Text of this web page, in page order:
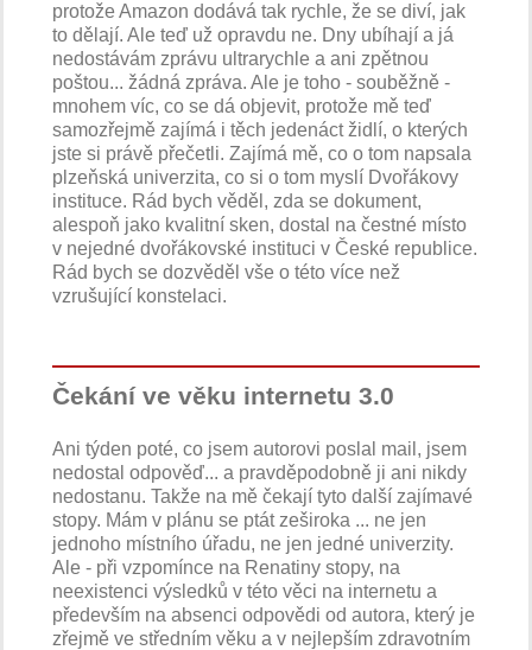
protože Amazon dodává tak rychle, že se diví, jak
to dělají. Ale teď už opravdu ne. Dny ubíhají a já
nedostávám zprávu ultrarychle a ani zpětnou
poštou... žádná zpráva. Ale je toho - souběžně -
mnohem víc, co se dá objevit, protože mě teď
samozřejmě zajímá i těch jedenáct židlí, o kterých
jste si právě přečetli. Zajímá mě, co o tom napsala
plzeňská univerzita, co si o tom myslí Dvořákovy
instituce. Rád bych věděl, zda se dokument,
alespoň jako kvalitní sken, dostal na čestné místo
v nejedné dvořákovské instituci v České republice.
Rád bych se dozvěděl vše o této více než
vzrušující konstelaci.
Čekání ve věku internetu 3.0
Ani týden poté, co jsem autorovi poslal mail, jsem
nedostal odpověď... a pravděpodobně ji ani nikdy
nedostanu. Takže na mě čekají tyto další zajímavé
stopy. Mám v plánu se ptát zeširoka ... ne jen
jednoho místního úřadu, ne jen jedné univerzity.
Ale - při vzpomínce na Renatiny stopy, na
neexistenci výsledků v této věci na internetu a
především na absenci odpovědi od autora, který je
zřejmě ve středním věku a v nejlepším zdravotním